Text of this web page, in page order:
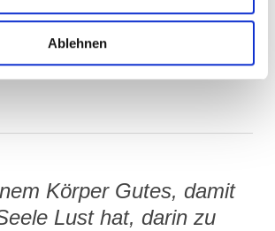
Ablehnen
und biete meinen Patienten
Therapieangebot – individuell auf Sie
Körper Gutes, damit
Lust hat, darin zu